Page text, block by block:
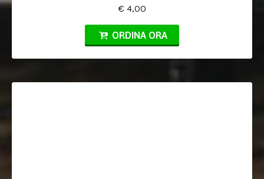
€ 4,00
ORDINA ORA